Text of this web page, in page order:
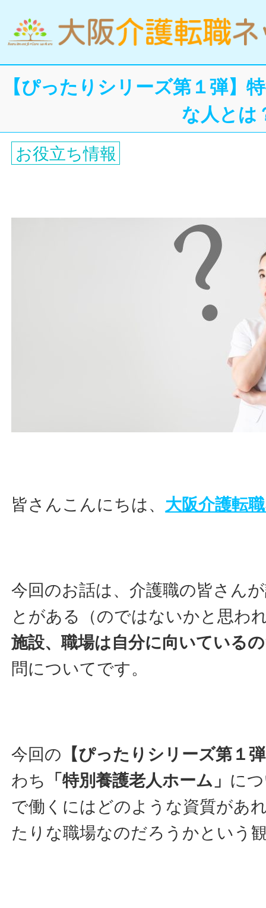
【ぴったりシリーズ第１弾】
な人とは
お役立ち情報
皆さんこんにちは、 大阪介護転
今回のお話は、介護職の皆さん
とがある（のではないかと思わ
施設、職場は自分に向いている
問についてです。
今回の 【ぴったりシリーズ第１
わち
「特別養護老人ホーム」 に
で働くにはどのような資質があ
たりな職場なのだろうかという